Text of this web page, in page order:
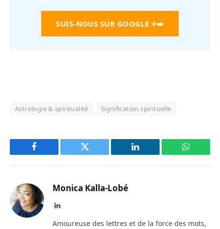
SUIS-NOUS SUR GOOGLE ⭐➡️
Astrologie & spiritualité Signification spirituelle
Facebook Twitter LinkedIn
Monica Kalla-Lobé
LinkedIn
Amoureuse des lettres et de la force des mots,